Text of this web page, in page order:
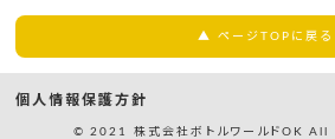
▲ ページTOPに戻る
個人情報保護方針
© 2021 株式会社ボトルワールドOK